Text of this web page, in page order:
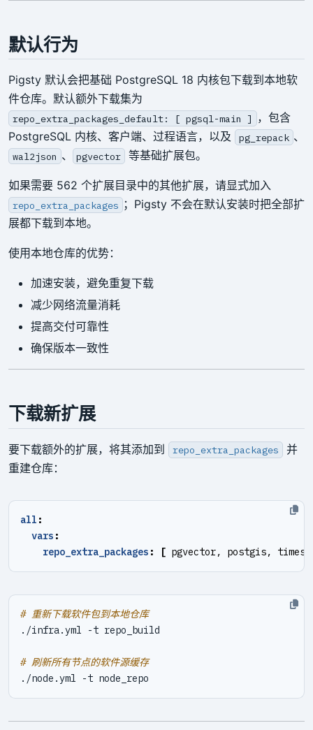
默认行为
Pigsty 默认会把基础 PostgreSQL 18 内核包下载到本地软
件仓库。默认额外下载集为
repo_extra_packages_default: [ pgsql-main ]
，包含
PostgreSQL 内核、客户端、过程语言，以及
pg_repack 、
wal2json 、 pgvector 等基础扩展包。
如果需要 562 个扩展目录中的其他扩展，请显式加入
repo_extra_packages ；Pigsty 不会在默认安装时把全部扩
展都下载到本地。
使用本地仓库的优势：
加速安装，避免重复下载
减少网络流量消耗
提高交付可靠性
确保版本一致性
下载新扩展
要下载额外的扩展，将其添加到 repo_extra_packages
并
重建仓库：
all :
vars :
repo_extra_packages : [ pgvector, postgis,
# 重新下载软件包到本地仓库
# 刷新所有节点的软件源缓存